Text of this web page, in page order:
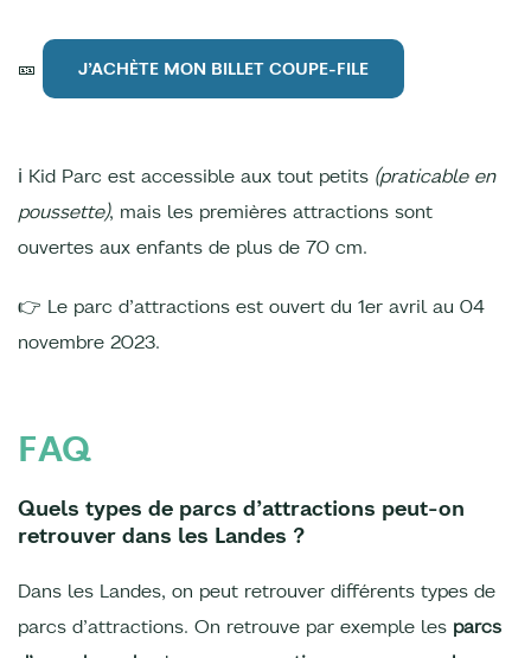
🎫 J’ACHÈTE MON BILLET COUPE-FILE
ℹ Kid Parc est accessible aux tout petits (praticable en
poussette), mais les premières attractions sont
ouvertes aux enfants de plus de 70 cm.
👉 Le parc d’attractions est ouvert du 1er avril au 04
novembre 2023.
FAQ
Quels types de parcs d’attractions peut-on
retrouver dans les Landes ?
Dans les Landes, on peut retrouver différents types de
parcs d’attractions. On retrouve par exemple les parcs